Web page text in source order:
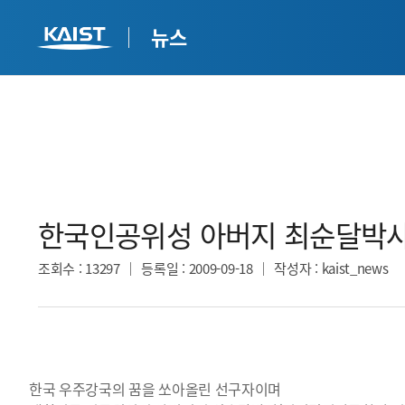
뉴스
한국인공위성 아버지 최순달박
조회수 : 13297 등록일 : 2009-09-18 작성자: kaist_news
한국 우주강국의 꿈을 쏘아올린 선구자이며